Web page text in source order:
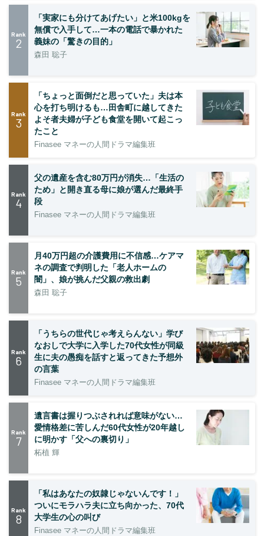
Rank
2
「実家にも分けてあげたい」と米100kgを
無償で入手して…一本の電話で暴かれた
義妹の「驚きの目的」
森田 聡子
Rank
3
「ちょっと面倒だと思っていた」夫は本
心を打ち明けるも…田舎町に越してきた
よそ者夫婦が子ども食堂を開いて起こっ
たこと
Finasee マネーの人間ドラマ編集班
Rank
4
父の遺産を含む80万円が消失…「生活の
ため」と開き直る母に娘が選んだ最終手
段
Finasee マネーの人間ドラマ編集班
Rank
5
月40万円超の介護費用に不信感…ケアマ
ネの調査で判明した「老人ホームの
闇」、娘が挑んだ父親の救出劇
森田 聡子
Rank
6
「うちらの世代じゃ考えらんない」学び
なおしで大学に入学した70代女性が同級
生に夫の愚痴を話すと返ってきた予想外
の言葉
Finasee マネーの人間ドラマ編集班
Rank
7
遺言書は握りつぶされれば意味がない…
愛情格差に苦しんだ60代女性が20年越し
に明かす「父への裏切り」
柘植 輝
Rank
8
「私はあなたの奴隷じゃないんです！」
ついにモラハラ夫に立ち向かった、70代
大学生の心の叫び
Finasee マネーの人間ドラマ編集班